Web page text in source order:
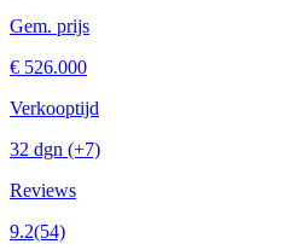
Gem. prijs
€ 526.000
Verkooptijd
32 dgn (+7)
Reviews
9.2(54)